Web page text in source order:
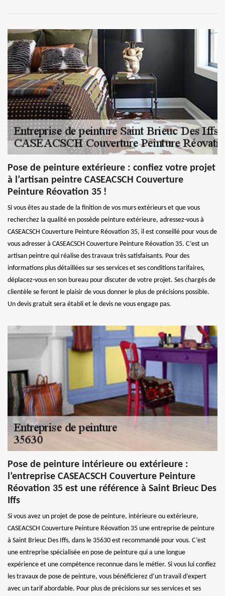
Pose de peinture extérieure : confiez votre projet
à l’artisan peintre CASEACSCH Couverture
Peinture Réovation 35 !
Si vous êtes au stade de la finition de vos murs extérieurs et que vous
recherchez la qualité en possède peinture extérieure, adressez-vous à
CASEACSCH Couverture Peinture Réovation 35, il est conseillé pour vous de
vous adresser à CASEACSCH Couverture Peinture Réovation 35. C’est un
artisan peintre qui réalise des travaux très satisfaisants. Pour des
informations plus détaillées sur ses services et ses conditions tarifaires,
déplacez-vous en son bureau pour discuter de votre projet. Ses chargés de
clientèle se feront le plaisir de vous donner le plus de précisions possible.
Un devis gratuit sera établi et le devis ne vous engage pas.
Pose de peinture intérieure ou extérieure :
l’entreprise CASEACSCH Couverture Peinture
Réovation 35 est une référence à Saint Brieuc Des
Iffs
Si vous avez un projet de pose de peinture, intérieure ou extérieure,
CASEACSCH Couverture Peinture Réovation 35 une entreprise de peinture
à Saint Brieuc Des Iffs, dans le 35630 est recommandé pour vous. C’est
une entreprise spécialisée en pose de peinture qui a une longue
expérience et une compétence reconnue dans le métier. Si vous lui confiez
les travaux de pose de peinture, vous bénéficierez d’un travail d’expert
avec un tarif abordable. Pour plus de précisions sur ses services et ses